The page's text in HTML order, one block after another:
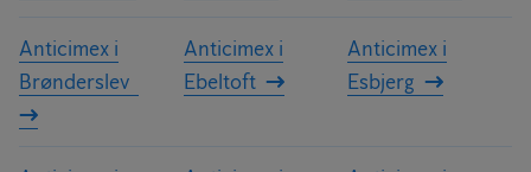
Anticimex i
Brønderslev
Anticimex i
Ebeltoft
Anticimex i
Esbjerg